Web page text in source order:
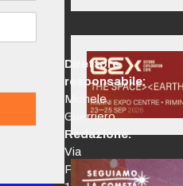
Direttore
responsabile:
Michele
Guerriero
Redazione:
Via
Po,